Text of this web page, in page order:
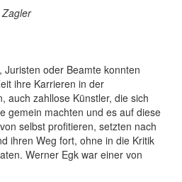
Juristen oder Beamte konnten
ihre Karrieren in der
auch zahllose Künstler, die sich
gemein machten und es auf diese
selbst profitieren, setzten nach
ihren Weg fort, ohne in die Kritik
Werner Egk war einer von